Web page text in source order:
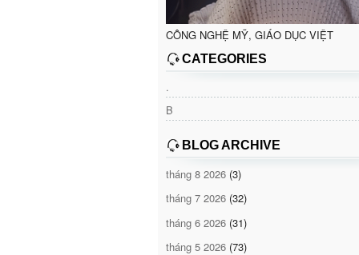
CÔNG NGHỆ MỸ, GIÁO DỤC VIỆT
CATEGORIES
.
B
BLOG ARCHIVE
tháng 8 2026 (3)
tháng 7 2026 (32)
tháng 6 2026 (31)
tháng 5 2026 (73)